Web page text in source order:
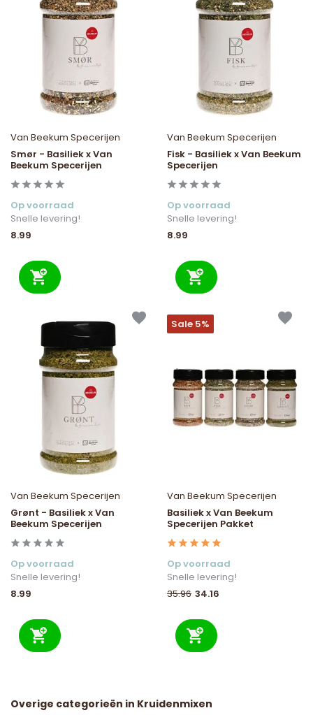
Van Beekum Specerijen
Smør - Basiliek x Van
Beekum Specerijen
Op voorraad
Snelle levering!
8.99
Van Beekum Specerijen
Fisk - Basiliek x Van Beekum
Specerijen
Op voorraad
Snelle levering!
8.99
Van Beekum Specerijen
Grønt - Basiliek x Van
Beekum Specerijen
Op voorraad
Snelle levering!
8.99
Sale 5%
Van Beekum Specerijen
Basiliek x Van Beekum
Specerijen Pakket
Op voorraad
Snelle levering!
35.96 34.16
Overige categorieën in Kruidenmixen